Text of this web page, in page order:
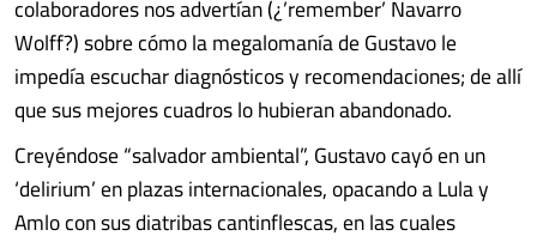
colaboradores nos advertían (¿’remember’ Navarro
Wolff?) sobre cómo la megalomanía de Gustavo le
impedía escuchar diagnósticos y recomendaciones; de allí
que sus mejores cuadros lo hubieran abandonado.
Creyéndose “salvador ambiental”, Gustavo cayó en un
‘delirium’ en plazas internacionales, opacando a Lula y
Amlo con sus diatribas cantinflescas, en las cuales